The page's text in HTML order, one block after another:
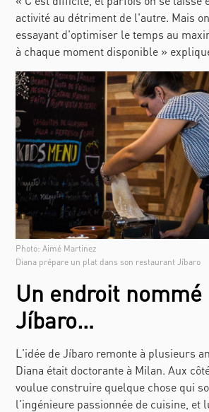
activité au détriment de l'autre. Mais
essayant d'optimiser le temps au
à chaque moment disponible »
Photo: Aimé Martinez
Diana prépare un plat dans son restaurant Jíbaro
Un endroit nommé
Jíbaro…
L'idée deJíbaro remonte à plusieurs
Diana était doctorante à Milan. Aux
voulue construire quelque chose qui
l'ingénieure passionnée de cuisine, et